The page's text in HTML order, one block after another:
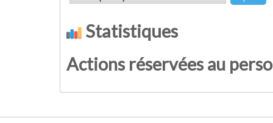
Statistiques
Actions réservées au